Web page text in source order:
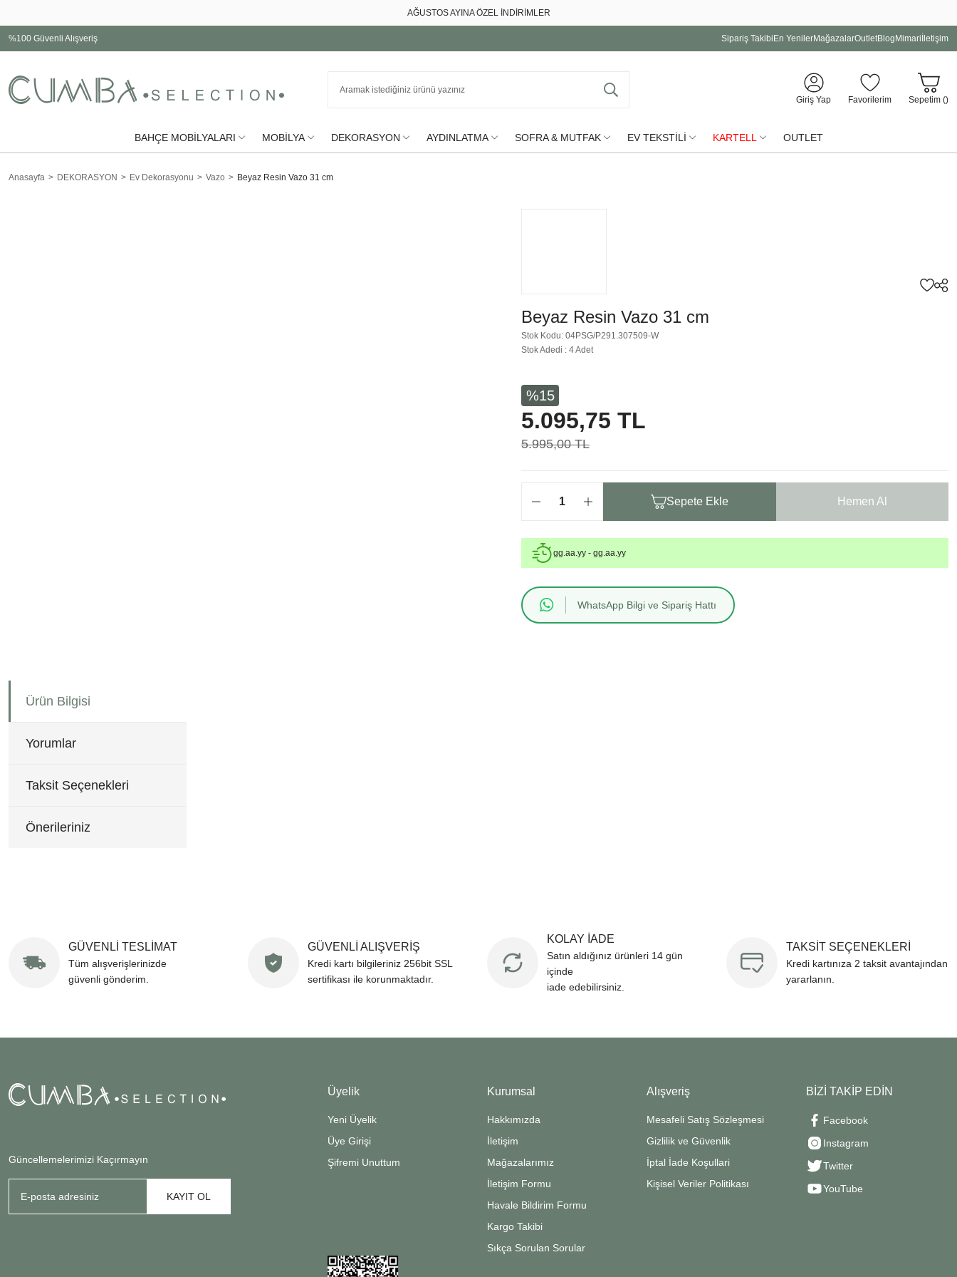
AĞUSTOS AYINA ÖZEL İNDİRİMLER
%100 Güvenli Alışveriş Sipariş Takibi En YenilerMağazalarOutletBlog Mimari İletişim
Giriş Yap Favorilerim Sepetim ()
BAHÇE MOBİLYALARI MOBİLYA DEKORASYON AYDINLATMA SOFRA & MUTFAK EV TEKSTİLİ KARTELL OUTLET
Anasayfa DEKORASYON Ev Dekorasyonu Vazo Beyaz Resin Vazo 31 cm
Beyaz Resin Vazo 31 cm
Stok Kodu: 04PSG/P291.307509-W
Stok Adedi : 4 Adet
%15
5.095,75 TL
5.995,00 TL
Sepete Ekle Hemen Al
gg.aa.yy - gg.aa.yy
WhatsApp Bilgi ve Sipariş Hattı
Ürün Bilgisi
Yorumlar
Taksit Seçenekleri
Önerileriniz
GÜVENLİ TESLİMAT
Tüm alışverişlerinizde
güvenli gönderim.
GÜVENLİ ALIŞVERİŞ
Kredi kartı bilgileriniz 256bit SSL
sertifikası ile korunmaktadır.
KOLAY İADE
Satın aldığınız ürünleri 14 gün
içinde
iade edebilirsiniz.
TAKSİT SEÇENEKLERİ
Kredi kartınıza 2 taksit avantajından
yararlanın.
Güncellemelerimizi Kaçırmayın
KAYIT OL
Üyelik
Yeni Üyelik
Üye Girişi
Şifremi Unuttum
Kurumsal
Hakkımızda
İletişim
Mağazalarımız
İletişim Formu
Havale Bildirim Formu
Kargo Takibi
Sıkça Sorulan Sorular
Alışveriş
Mesafeli Satış Sözleşmesi
Gizlilik ve Güvenlik
İptal İade Koşullari
Kişisel Veriler Politikası
BİZİ TAKİP EDİN
Facebook
Instagram
Twitter
YouTube